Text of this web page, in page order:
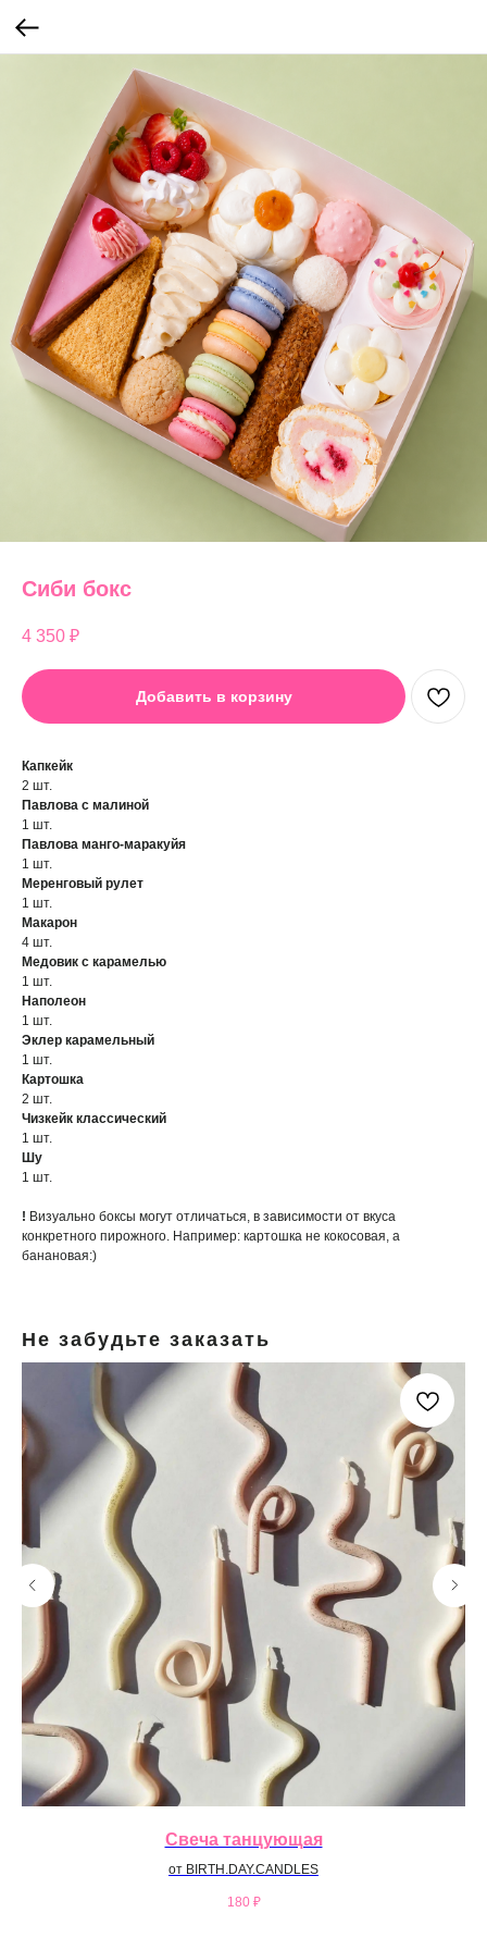
Сиби бокс
4 350 ₽
Добавить в корзину
Капкейк
2 шт.
Павлова с малиной
1 шт.
Павлова манго-маракуйя
1 шт.
Меренговый рулет
1 шт.
Макарон
4 шт.
Медовик с карамелью
1 шт.
Наполеон
1 шт.
Эклер карамельный
1 шт.
Картошка
2 шт.
Чизкейк классический
1 шт.
Шу
1 шт.
! Визуально боксы могут отличаться, в зависимости от вкуса
конкретного пирожного. Например: картошка не кокосовая, а
банановая:)
Не забудьте заказать
Свеча танцующая
от BIRTH.DAY.CANDLES
180 ₽